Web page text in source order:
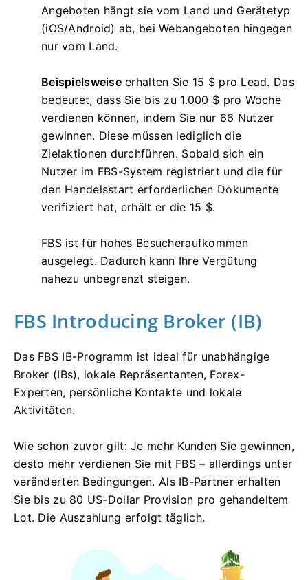
Angeboten hängt sie vom Land und Gerätetyp
(iOS/Android) ab, bei Webangeboten hingegen
nur vom Land.
Beispielsweiseerhalten Sie 15 $ pro Lead. Das
bedeutet, dass Sie bis zu 1.000 $ pro Woche
verdienen können, indem Sie nur 66 Nutzer
gewinnen. Diese müssen lediglich die
Zielaktionen durchführen. Sobald sich ein
Nutzer im FBS-System registriert und die für
den Handelsstart erforderlichen Dokumente
verifiziert hat, erhält er die 15 $.
FBS ist für hohes Besucheraufkommen
ausgelegt. Dadurch kann Ihre Vergütung
nahezu unbegrenzt steigen.
FBS Introducing Broker (IB)
Das FBS IB-Programm ist ideal für unabhängige
Broker (IBs), lokale Repräsentanten, Forex-
Experten, persönliche Kontakte und lokale
Aktivitäten.
Wie schon zuvor gilt: Je mehr Kunden Sie gewinnen,
desto mehr verdienen Sie mit FBS – allerdings unter
veränderten Bedingungen. Als IB-Partner erhalten
Sie bis zu 80 US-Dollar Provision pro gehandeltem
Lot. Die Auszahlung erfolgt täglich.